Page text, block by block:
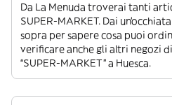
Da La Menuda troverai tanti
SUPER-MARKET. Dai
sopra per sapere cosa puoi
verificare anche gli altri negozi
“SUPER-MARKET” a Huesca.